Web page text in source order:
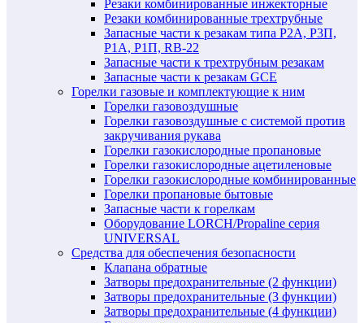
Резаки комбинированные инжекторные
Резаки комбинированные трехтрубные
Запасные части к резакам типа Р2А, Р3П,
Р1А, Р1П, RB-22
Запасные части к трехтрубным резакам
Запасные части к резакам GCE
Горелки газовые и комплектующие к ним
Горелки газовоздушные
Горелки газовоздушные с системой против
закручивания рукава
Горелки газокислородные пропановые
Горелки газокислородные ацетиленовые
Горелки газокислородные комбинированные
Горелки пропановые бытовые
Запасные части к горелкам
Оборудование LORCH/Propaline серия
UNIVERSAL
Средства для обеспечения безопасности
Клапана обратные
Затворы предохранительные (2 функции)
Затворы предохранительные (3 функции)
Затворы предохранительные (4 функции)